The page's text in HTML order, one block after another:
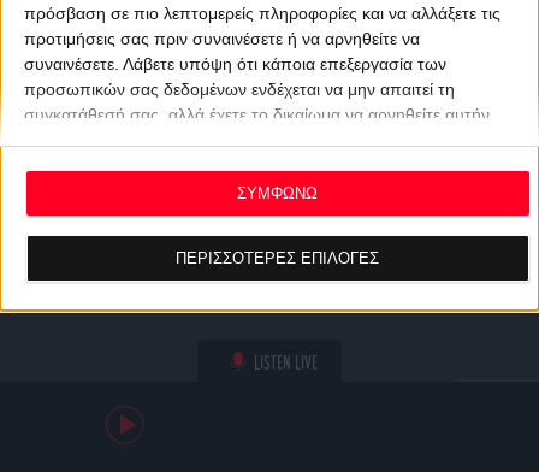
πρόσβαση σε πιο λεπτομερείς πληροφορίες και να αλλάξετε τις
προτιμήσεις σας πριν συναινέσετε ή να αρνηθείτε να
συναινέσετε. Λάβετε υπόψη ότι κάποια επεξεργασία των
προσωπικών σας δεδομένων ενδέχεται να μην απαιτεί τη
συγκατάθεσή σας, αλλά έχετε το δικαίωμα να αρνηθείτε αυτήν
ανακαλέσετε τη συγκατάθεσή σας ανά πάσα στιγμή
επιστρέφοντας σε αυτόν τον ιστότοπο και κάνοντας κλικ στο
κουμπί "Απορρήτου" στο κάτω μέρος της ιστοσελίδας.
ΠΕΡΙΣΣΟΤΕΡΕΣ ΕΠΙΛΟΓΕΣ
ΣΥΜΦΩΝΩ
LISTEN LIVE